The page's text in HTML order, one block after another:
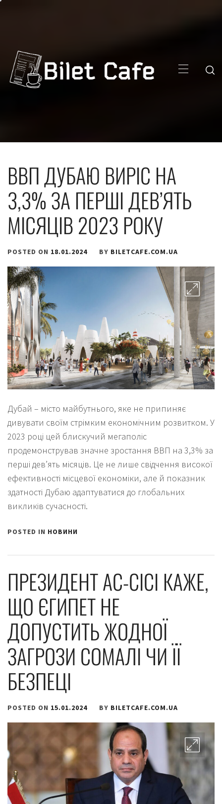
Menu
ВВП ДУБАЮ ВИРІС НА
3,3% ЗА ПЕРШІ ДЕВ’ЯТЬ
МІСЯЦІВ 2023 РОКУ
POSTED ON 18.01.2024 BY BILETCAFE.COM.UA
Дубай – місто майбутнього, яке не припиняє
дивувати своїм стрімким економічним розвитком. У
2023 році цей блискучий мегаполіс
продемонстрував значне зростання ВВП на 3,3% за
перші дев’ять місяців. Це не лише свідчення високої
ефективності місцевої економіки, але й показник
здатності Дубаю адаптуватися до глобальних
викликів сучасності.
POSTED IN НОВИНИ
ПРЕЗИДЕНТ АС-СІСІ КАЖЕ,
ЩО ЄГИПЕТ НЕ
ДОПУСТИТЬ ЖОДНОЇ
ЗАГРОЗИ СОМАЛІ ЧИ ЇЇ
БЕЗПЕЦІ
POSTED ON 15.01.2024 BY BILETCAFE.COM.UA